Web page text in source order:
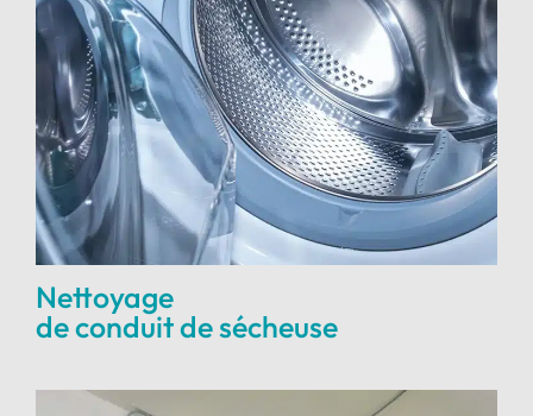
Nettoyage
de conduit de sécheuse